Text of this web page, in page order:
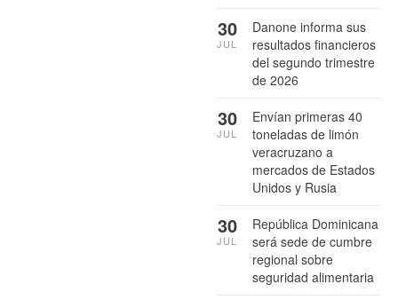
Danone informa sus
resultados financieros
del segundo trimestre
de 2026
30
JUL
Envían primeras 40
toneladas de limón
veracruzano a
mercados de Estados
Unidos y Rusia
30
JUL
República Dominicana
será sede de cumbre
regional sobre
seguridad alimentaria
30
JUL